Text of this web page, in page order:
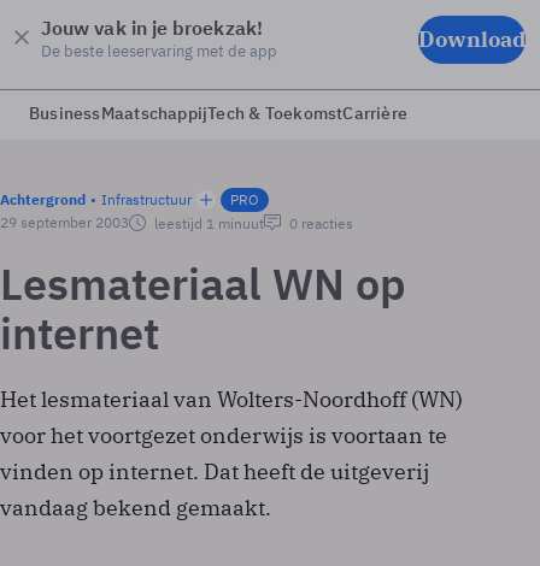
Jouw vak in je broekzak!
De beste leeservaring met de app Download
BusinessMaatschappijTech & ToekomstCarrière
Achtergrond Infrastructuur
PRO
29 september 2003
leestijd 1 minuut 0 reacties
Lesmateriaal WN op
internet
Het lesmateriaal van Wolters-Noordhoff (WN)
voor het voortgezet onderwijs is voortaan te
vinden op internet. Dat heeft de uitgeverij
vandaag bekend gemaakt.